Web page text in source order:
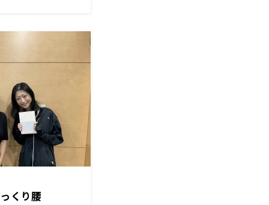
くり腰